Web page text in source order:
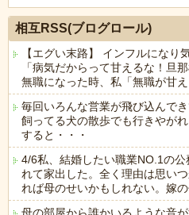
相互RSS(ブログロール)
【エグい末路】 インフルにな
「病気だからって甘えるな！旦
無職になった時、私「無職が甘
毎回いろんな営業が飛び込んで
飼ってる犬の散歩でも行きやが
すると・・・
4/6私、結婚したい職業NO.1の
れて家出した。全く理由は思い
れば母のせいかもしれない。嫁